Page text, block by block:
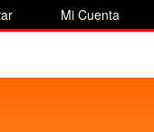
Mi Cuenta